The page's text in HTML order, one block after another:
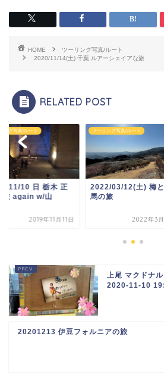
HOME
ツーリング写真/ルート
2020/11/14(土) 千葉 ルアーシェイアな旅
RELATED POST
ング写真/ルート
11/10 日 栃木 正
旅 again w/山
2019年11月11日
ツーリング写真/ルート
2022/03/12(土) 梅
馬の旅
2022年3
上尾 マクドナル
2020-11-10
20201213 伊豆フォルニアの旅